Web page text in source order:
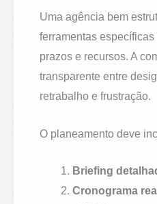
Uma agência bem
ferramentas
prazos e recursos. A
transparente entre
retrabalho e frustração.
O planeamento deve
Briefing
Cronograma